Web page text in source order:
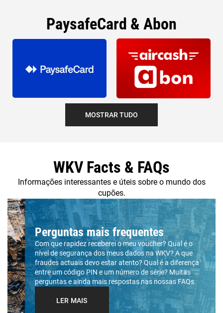
PaysafeCard & Abon
MOSTRAR TUDO
WKV Facts & FAQs
Informações interessantes e úteis sobre o mundo dos
cupões.
Perguntas mais frequentes
Com que rapidez receberei o meu voucher? Qual é o
nível de segurança dos meus dados na WKV? A que
fraudes actuais devo estar atento? Qual é a diferença
entre um código PIN e um número de série? Muitas
perguntas e ainda mais respostas nas nossas FAQs.
LER MAIS